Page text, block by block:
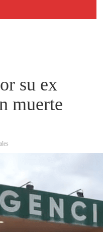
su ex
muerte